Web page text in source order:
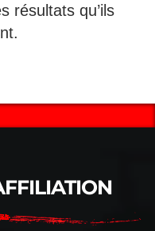
résultats qu’ils